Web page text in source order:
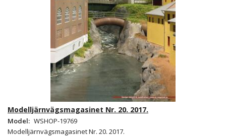
Modelljärnvägsmagasinet Nr. 20. 2017.
Model: WSHOP-19769
Modelljärnvägsmagasinet Nr. 20. 2017.